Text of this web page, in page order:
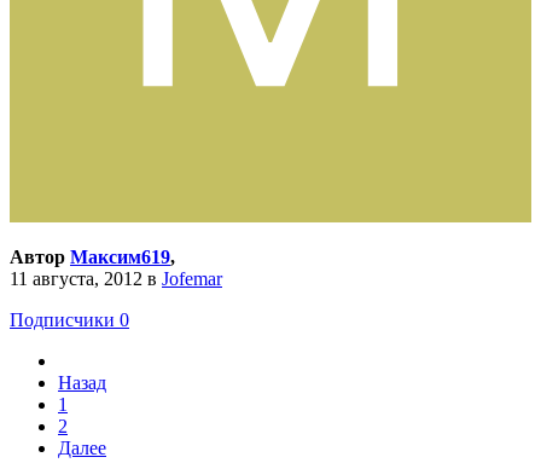
Автор Максим619,
11 августа, 2012 в Jofemar
Подписчики 0
Назад
1
2
Далее